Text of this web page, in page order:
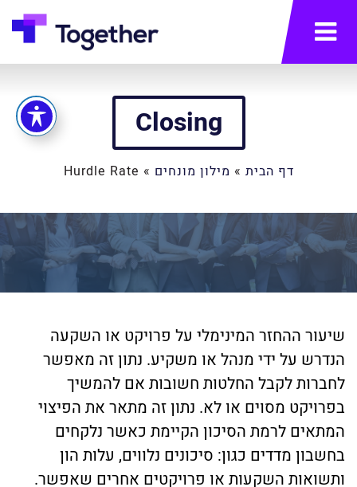
תפריט
Closing
דף הבית » מילון מונחים »
Hurdle Rate
שיעור ההחזר המינימלי על פרויקט או השקעה
הנדרש על ידי מנהל או משקיע. נתון זה מאפשר
לחברות לקבל החלטות חשובות אם להמשיך
בפרויקט מסוים או לא. נתון זה מתאר את הפיצוי
המתאים לרמת הסיכון הקיימת כאשר נלקחים
בחשבון מדדים כגון: סיכונים נלווים, עלות הון
ותשואות השקעות או פרויקטים אחרים שאפשר.